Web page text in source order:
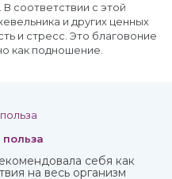
соответствии с этой
и других ценных
и стресс. Это благовоние
как подношение.
себя как
на весь организм